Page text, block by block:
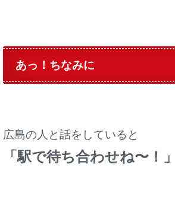
あっ！ちなみに
広島の人と話をしていると
「駅で待ち合わせね〜！」